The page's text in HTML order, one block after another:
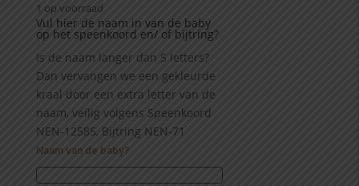
1 op voorraad
Vul hier de naam in van de baby
op het speenkoord en/ of bijtring?
Is de naam langer dan 5 letters?
Dan vervangen we een gekleurde
kraal door een extra letter van de
naam, veilig volgens Speenkoord
NEN-12585, Bijtring NEN-71
Naam van de baby?